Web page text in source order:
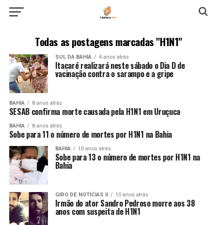
Todas as postagens marcadas "H1N1"
SUL DA BAHIA 4 anos atrás
Itacaré realizará neste sábado o Dia D de
vacinação contra o sarampo e a gripe
BAHIA 8 anos atrás
SESAB confirma morte causada pela H1N1 em Uruçuca
BAHIA 8 anos atrás
Sobe para 11 o número de mortes por H1N1 na Bahia
BAHIA 10 anos atrás
Sobe para 13 o número de mortes por H1N1 na
Bahia
GIRO DE NOTÍCIAS II 10 anos atrás
Irmão do ator Sandro Pedroso morre aos 38
anos com suspeita de H1N1